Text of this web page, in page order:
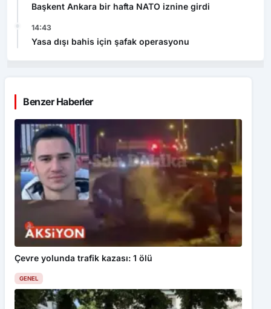
Başkent Ankara bir hafta NATO iznine girdi
14:43
Yasa dışı bahis için şafak operasyonu
Benzer Haberler
Çevre yolunda trafik kazası: 1 ölü
GENEL